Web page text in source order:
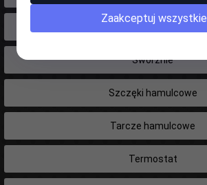
Świece zapłonowe
Sworznie
Szczęki hamulcowe
Tarcze hamulcowe
Termostat
Zaakceptuj wszystkie